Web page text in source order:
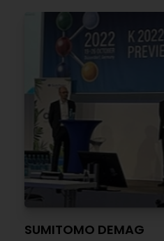
SUMITOMO DEMAG